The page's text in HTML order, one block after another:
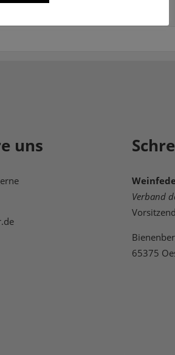
uns
Verband
65375